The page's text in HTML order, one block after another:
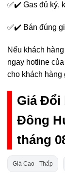
✅✔️ Gas đủ ký,
✅✔️ Bán đúng
Nếu khách
ngay hotline
cho khách hàng
Giá Đổi
Đông
tháng
Giá Cao - Thấp